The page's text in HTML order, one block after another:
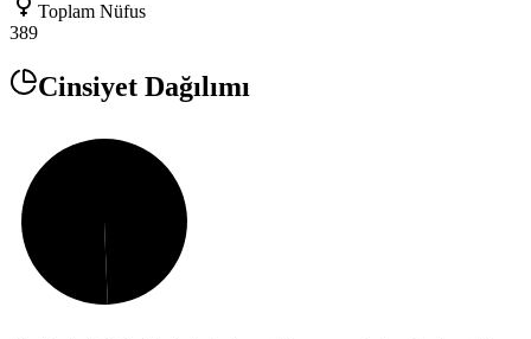
Toplam Nüfus
389
Cinsiyet Dağılımı